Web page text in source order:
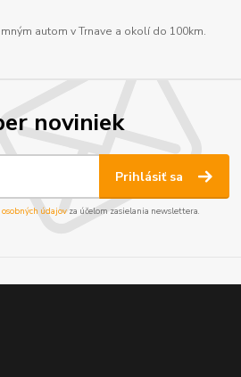
autom v Trnave a okolí do 100km.
noviniek
Prihlásiť sa
údajov za účelom zasielania newslettera.